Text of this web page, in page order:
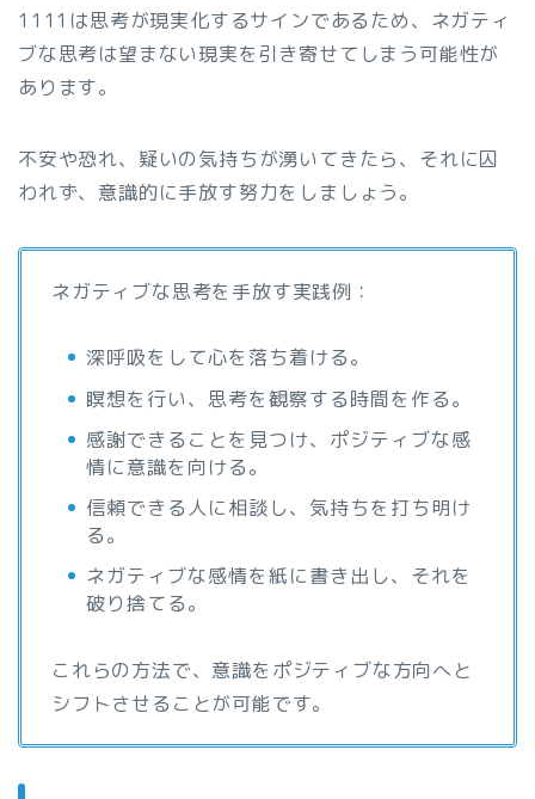
1111は思考が現実化するサインであるため、ネガティ
ブな思考は望まない現実を引き寄せてしまう可能性が
あります。
不安や恐れ、疑いの気持ちが湧いてきたら、それに囚
われず、意識的に手放す努力をしましょう。
ネガティブな思考を手放す実践例：
深呼吸をして心を落ち着ける。
瞑想を行い、思考を観察する時間を作る。
感謝できることを見つけ、ポジティブな感
情に意識を向ける。
信頼できる人に相談し、気持ちを打ち明け
る。
ネガティブな感情を紙に書き出し、それを
破り捨てる。
これらの方法で、意識をポジティブな方向へと
シフトさせることが可能です。